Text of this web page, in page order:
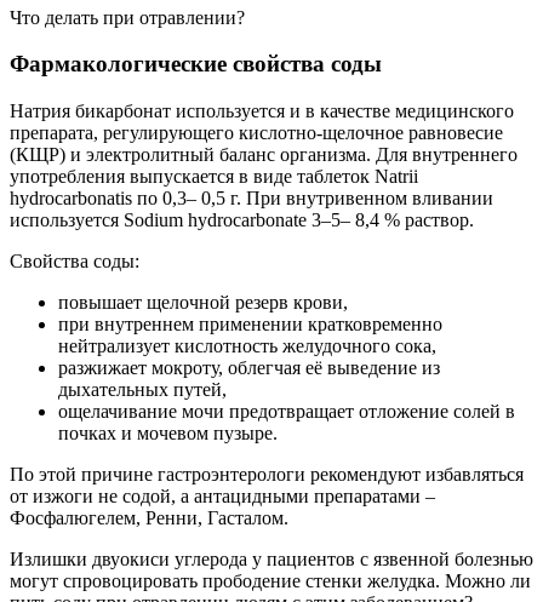
Что делать при отравлении?
Фармакологические свойства соды
Натрия бикарбонат используется и в качестве медицинского
препарата, регулирующего кислотно-щелочное равновесие
(КЩР) и электролитный баланс организма. Для внутреннего
употребления выпускается в виде таблеток Natrii
hydrocarbonatis по 0,3– 0,5 г. При внутривенном вливании
используется Sodium hydrocarbonate 3–5– 8,4 % раствор.
Свойства соды:
повышает щелочной резерв крови,
при внутреннем применении кратковременно
нейтрализует кислотность желудочного сока,
разжижает мокроту, облегчая её выведение из
дыхательных путей,
ощелачивание мочи предотвращает отложение солей в
почках и мочевом пузыре.
По этой причине гастроэнтерологи рекомендуют избавляться
от изжоги не содой, а антацидными препаратами –
Фосфалюгелем, Ренни, Гасталом.
Излишки двуокиси углерода у пациентов с язвенной болезнью
могут спровоцировать прободение стенки желудка. Можно ли